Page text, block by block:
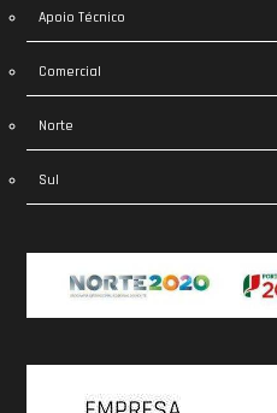
Apoio Técnico
Comercial
Norte
Sul